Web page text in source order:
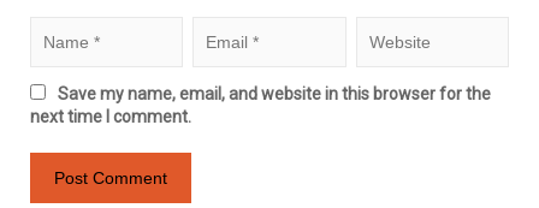
Save my name, email, and website in this browser for the
next time I comment.